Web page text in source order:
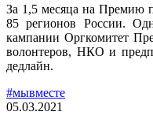
За 1,5 месяца на Премию
85 регионов России.
кампании Оргкомитет
волонтеров, НКО и
дедлайн.
#мывместе
05.03.2021